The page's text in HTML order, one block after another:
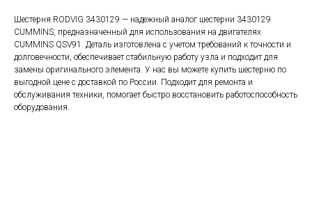
Шестерня RODVIG 3430129 — надежный аналог шестерни 3430129
CUMMINS, предназначенный для использования на двигателях
CUMMINS QSV91. Деталь изготовлена с учетом требований к точности и
долговечности, обеспечивает стабильную работу узла и подходит для
замены оригинального элемента. У нас вы можете купить шестерню по
выгодной цене с доставкой по России. Подходит для ремонта и
обслуживания техники, помогает быстро восстановить работоспособность
оборудования.